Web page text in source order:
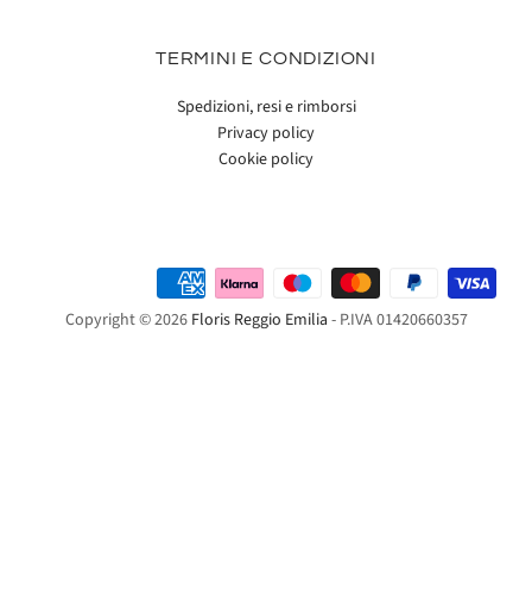
TERMINI E CONDIZIONI
Spedizioni, resi e rimborsi
Privacy policy
Cookie policy
Copyright © 2026 Floris Reggio Emilia - P.IVA 01420660357